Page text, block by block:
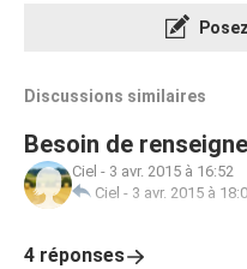
Discussions similaires
Besoin de
Ciel - 3 avr. 2015 à 16:52
Ciel - 3 avr. 2015 à
4 réponses